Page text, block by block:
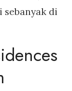
sebanyak di